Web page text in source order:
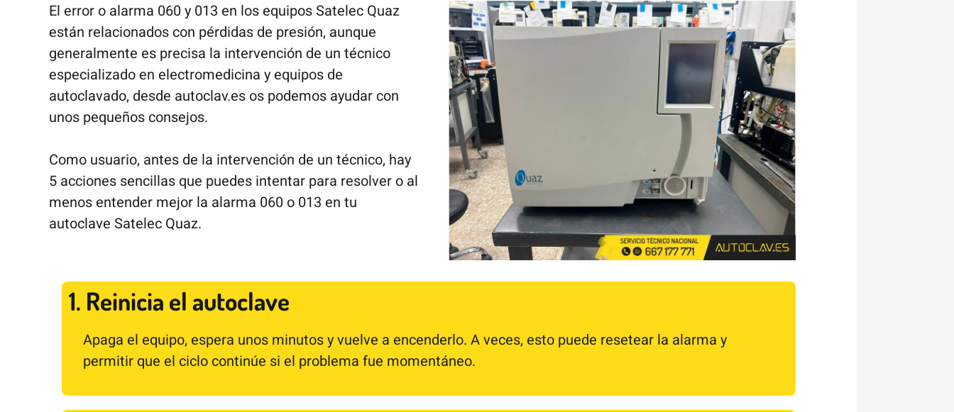
El error o alarma 060 y 013 en los equipos Satelec Quaz
están relacionados con pérdidas de presión, aunque
generalmente es precisa la intervención de un técnico
especializado en electromedicina y equipos de
autoclavado, desde autoclav.es os podemos ayudar con
unos pequeños consejos.
Como usuario, antes de la intervención de un técnico, hay
5 acciones sencillas que puedes intentar para resolver o al
menos entender mejor la alarma 060 o 013 en tu
autoclave Satelec Quaz.
1. Reinicia el autoclave
Apaga el equipo, espera unos minutos y vuelve a encenderlo. A veces, esto puede resetear la alarma y
permitir que el ciclo continúe si el problema fue momentáneo.